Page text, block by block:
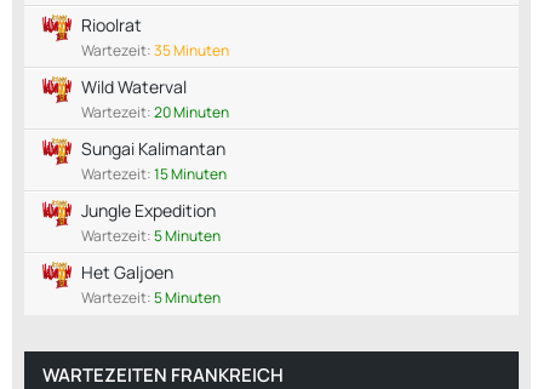
Rioolrat
Wartezeit:35 Minuten
Wild Waterval
Wartezeit:20 Minuten
Sungai Kalimantan
Wartezeit:15 Minuten
Jungle Expedition
Wartezeit:5 Minuten
Het Galjoen
Wartezeit:5 Minuten
WARTEZEITEN FRANKREICH